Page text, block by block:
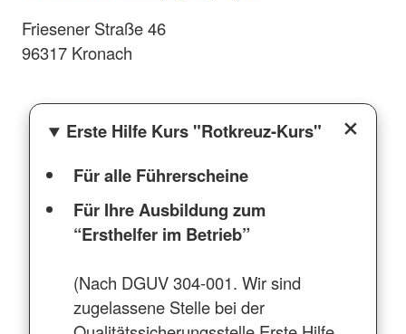
Friesener Straße 46
96317 Kronach
Erste Hilfe Kurs "Rotkreuz-Kurs"
Für alle Führerscheine
Für Ihre Ausbildung zum
“Ersthelfer im Betrieb”
(Nach DGUV 304-001. Wir sind
zugelassene Stelle bei der